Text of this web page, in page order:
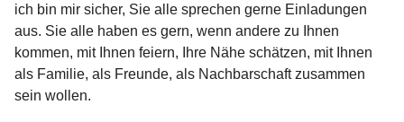
ich bin mir sicher, Sie alle sprechen gerne Einladungen
aus. Sie alle haben es gern, wenn andere zu Ihnen
kommen, mit Ihnen feiern, Ihre Nähe schätzen, mit Ihnen
als Familie, als Freunde, als Nachbarschaft zusammen
sein wollen.